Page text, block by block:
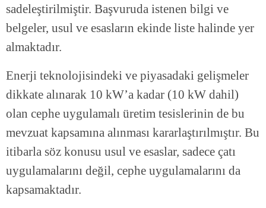
sadeleştirilmiştir. Başvuruda istenen bilgi ve
belgeler, usul ve esasların ekinde liste halinde yer
almaktadır.
Enerji teknolojisindeki ve piyasadaki gelişmeler
dikkate alınarak 10 kW’a kadar (10 kW dahil)
olan cephe uygulamalı üretim tesislerinin de bu
mevzuat kapsamına alınması kararlaştırılmıştır. Bu
itibarla söz konusu usul ve esaslar, sadece çatı
uygulamalarını değil, cephe uygulamalarını da
kapsamaktadır.